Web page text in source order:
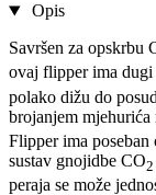
Opis
Savršen za opskrbu
ovaj flipper ima
polako dižu do
brojanjem
Flipper ima
sustav gnojidbe CO2
peraja se može